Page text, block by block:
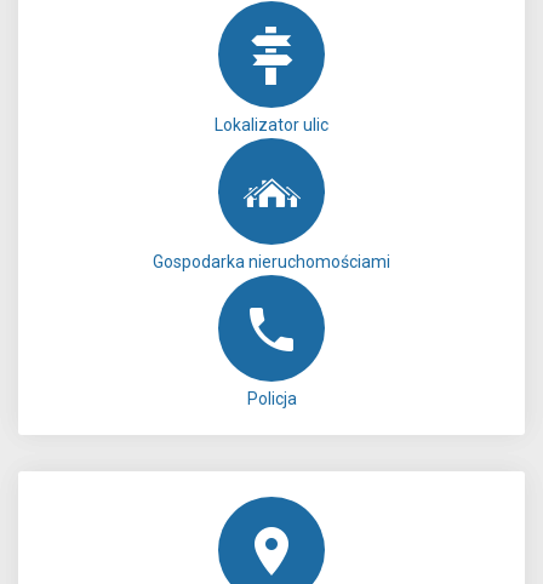
Lokalizator ulic
Gospodarka nieruchomościami
Policja